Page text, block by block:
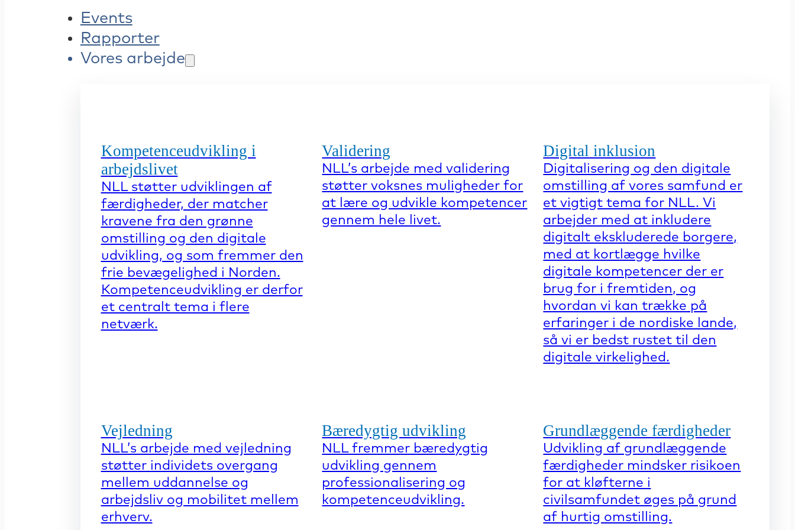
Events
Rapporter
Vores arbejde
Kompetenceudvikling i
arbejdslivet
NLL støtter udviklingen af
færdigheder, der matcher
kravene fra den grønne
omstilling og den digitale
udvikling, og som fremmer den
frie bevægelighed i Norden.
Kompetenceudvikling er derfor
et centralt tema i flere
netværk.
Validering
NLL’s arbejde med validering
støtter voksnes muligheder for
at lære og udvikle kompetencer
gennem hele livet.
Digital inklusion
Digitalisering og den digitale
omstilling af vores samfund er
et vigtigt tema for NLL. Vi
arbejder med at inkludere
digitalt ekskluderede borgere,
med at kortlægge hvilke
digitale kompetencer der er
brug for i fremtiden, og
hvordan vi kan trække på
erfaringer i de nordiske lande,
så vi er bedst rustet til den
digitale virkelighed.
Vejledning
NLL’s arbejde med vejledning
støtter individets overgang
mellem uddannelse og
arbejdsliv og mobilitet mellem
erhverv.
Bæredygtig udvikling
NLL fremmer bæredygtig
udvikling gennem
professionalisering og
kompetenceudvikling.
Grundlæggende færdigheder
Udvikling af grundlæggende
færdigheder mindsker risikoen
for at kløfterne i
civilsamfundet øges på grund
af hurtig omstilling.